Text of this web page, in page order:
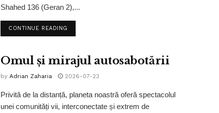
Shahed 136 (Geran 2),...
CONTINUE READING
Omul și mirajul autosabotării
by Adrian Zaharia 2026-07-23
Privită de la distanță, planeta noastră oferă spectacolul
unei comunități vii, interconectate și extrem de